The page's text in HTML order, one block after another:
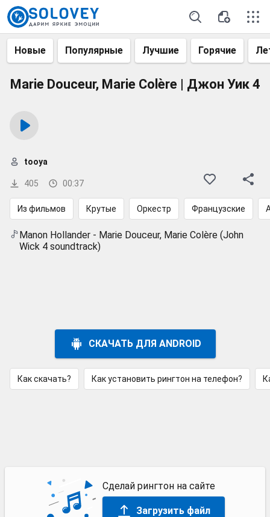
Новые Популярные Лучшие Горячие
Marie Douceur, Marie Colère | Джон Уик 4
405 00:37
tooya
Из фильмов Крутые Оркестр Французские
Manon Hollander - Marie Douceur, Marie Colère (John
Wick 4 soundtrack)
СКАЧАТЬ ДЛЯ ANDROID
Как скачать? Как установить рингтон на телефон?
Сделай рингтон на сайте
Загрузить файл